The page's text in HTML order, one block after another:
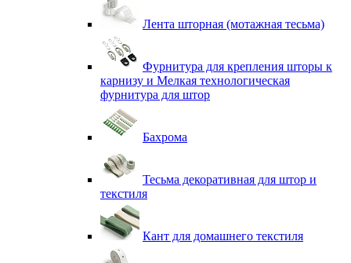
Лента шторная (мотажная тесьма)
Фурнитура для крепления шторы к
карнизу и Мелкая технологическая
фурнитура для штор
Бахрома
Тесьма декоративная для штор и
текстиля
Кант для домашнего текстиля